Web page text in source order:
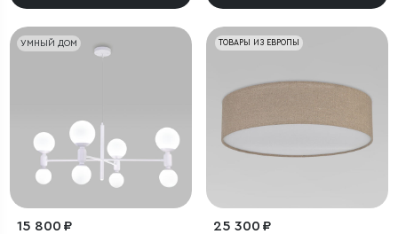
УМНЫЙ ДОМ
15 800 ₽
ТОВАРЫ ИЗ ЕВРОПЫ
25 300 ₽